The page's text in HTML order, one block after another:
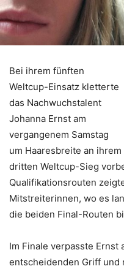
Bei ihrem fünften
Weltcup-Einsatz kletterte
das Nachwuchstalent
Johanna Ernst am
vergangenem Samstag
um Haaresbreite an ihrem
dritten Weltcup-Sieg
Qualifikationsrouten
Mitstreiterinnen, wo es
die beiden Final-Routen
Im Finale verpasste Ernst
entscheidenden Griff und